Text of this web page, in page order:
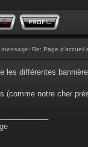
message: Re: Page d'accueil
les différentes
(comme notre cher